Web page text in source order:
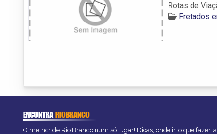
Rotas de
Fretados
ENCONTRARIOBRANCO
O melhor de Rio Branco num só lugar! Dicas, onde ir, o que fazer,